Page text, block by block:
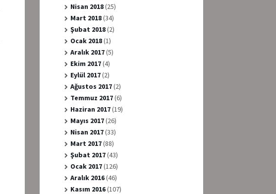
Nisan 2018(25)
Mart 2018(34)
Şubat 2018(2)
Ocak 2018(1)
Aralık 2017(5)
Ekim 2017(4)
Eylül 2017(2)
Ağustos 2017(2)
Temmuz 2017(6)
Haziran 2017(19)
Mayıs 2017(26)
Nisan 2017(33)
Mart 2017(88)
Şubat 2017(43)
Ocak 2017(126)
Aralık 2016(46)
Kasım 2016(107)